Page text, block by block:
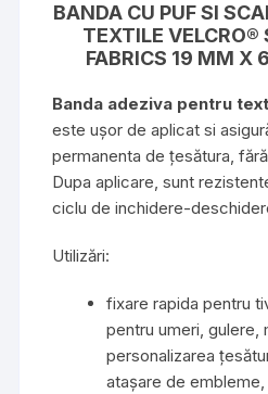
BANDA CU PUF SI
TEXTILE VELCRO®
FABRICS 19 MM X
Banda adeziva pentru
este ușor de aplicat si
permanenta de țesătura,
Dupa aplicare, sunt
ciclu de inchidere-
Utilizări:
fixare rapida pentru
pentru umeri, gulere,
personalizarea
atașare de